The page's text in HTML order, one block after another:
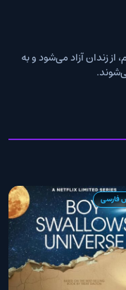
زندان آزاد می‌شود و به
فارسی